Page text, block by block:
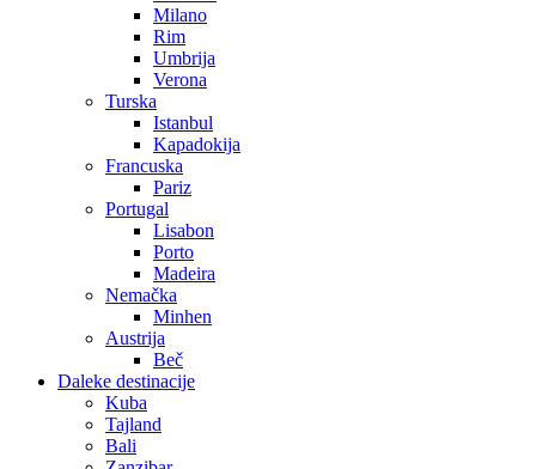
Milano
Rim
Umbrija
Verona
Turska
Istanbul
Kapadokija
Francuska
Pariz
Portugal
Lisabon
Porto
Madeira
Nemačka
Minhen
Austrija
Beč
Daleke destinacije
Kuba
Tajland
Bali